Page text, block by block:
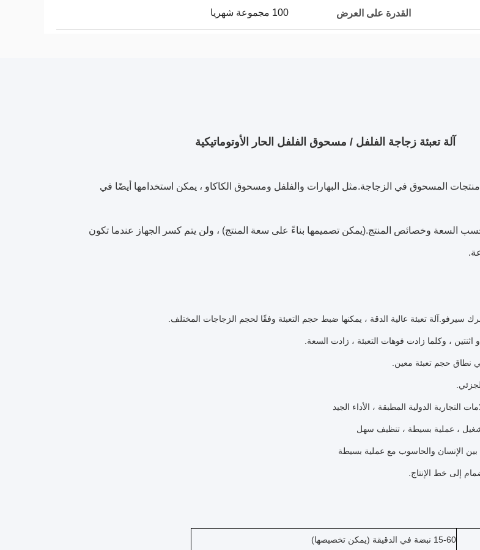
القدرة على العرض 100 مجموعة شهريا
آلة تعبئة زجاجة الفلفل / مسحوق الفلفل الحار الأوتوماتيكية
منتجات المسحوق في الزجاجة.مثل البهارات والفلفل ومسحوق الكاكاو ، يمكن استخدامها أيضًا في
السعة وخصائص المنتج.(يمكن تصميمها بناءً على سعة المنتج) ، ولن يتم كسر الجهاز عندما تكون
سيرفو.آلة تعبئة عالية الدقة ، يمكنها ضبط حجم التعبئة وفقًا لحجم الزجاجات المختلف.
، وكلما زادت فوهات التعبئة ، زادت السعة.
نطاق حجم تعبئة معين.
التجارية الدولية المطبقة ، الأداء الجيد
، عملية بسيطة ، تنظيف سهل
إلى خط الإنتاج.
15-60 نبضة في الدقيقة (يمكن تخصيصها)